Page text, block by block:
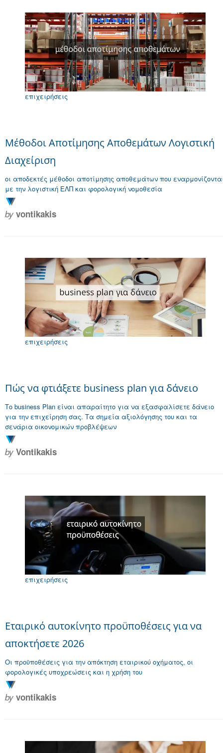
επιχειρήσεις
Μέθοδοι Αποτίμησης Αποθεμάτων Λογιστική
Διαχείριση
οι αποδεκτές μέθοδοι αποτίμησης αποθεμάτων που
με την λογιστική ΕΛΠ και φορολογική νομοθεσία
by vontikakis
επιχειρήσεις
Πώς να φτιάξετε business plan για δάνειο
Το business Plan είναι απαραίτητο για να εξασφαλίσετε δάνειο
για την επιχείρηση σας. Τα σημεία αξιολόγησης του και τα
σενάρια οικονομικών προβλέψεων
by Vontikakis
επιχειρήσεις
Εταιρικό αυτοκίνητο προϋποθέσεις για να
αποκτήσετε 2026
Οι προϋποθέσεις για την απόκτηση εταιρικού οχήματος, οι
φορολογικές υποχρεώσεις και η χρήση του
by vontikakis